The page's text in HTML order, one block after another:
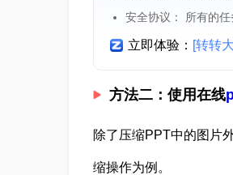
安全协议： 所有的
立即体验： [转转
方法二：使用在线
除了压缩PPT中的图片
缩操作为例。